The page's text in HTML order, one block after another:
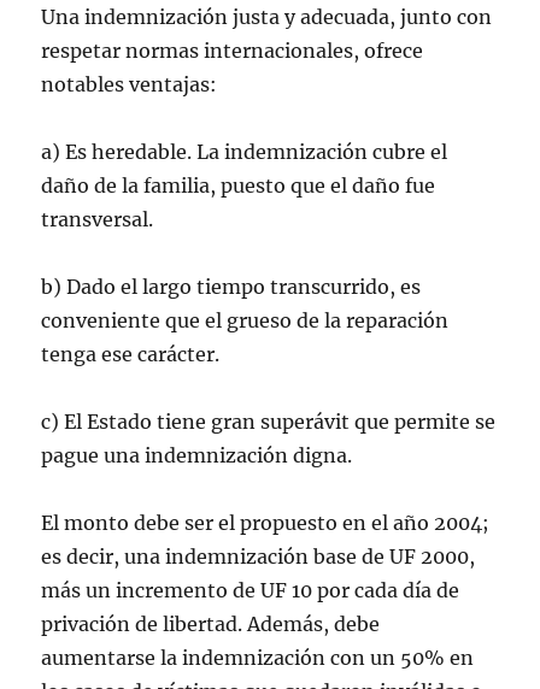
Una indemnización justa y adecuada, junto con
respetar normas internacionales, ofrece
notables ventajas:
a) Es heredable. La indemnización cubre el
daño de la familia, puesto que el daño fue
transversal.
b) Dado el largo tiempo transcurrido, es
conveniente que el grueso de la reparación
tenga ese carácter.
c) El Estado tiene gran superávit que permite se
pague una indemnización digna.
El monto debe ser el propuesto en el año 2004;
es decir, una indemnización base de UF 2000,
más un incremento de UF 10 por cada día de
privación de libertad. Además, debe
aumentarse la indemnización con un 50% en